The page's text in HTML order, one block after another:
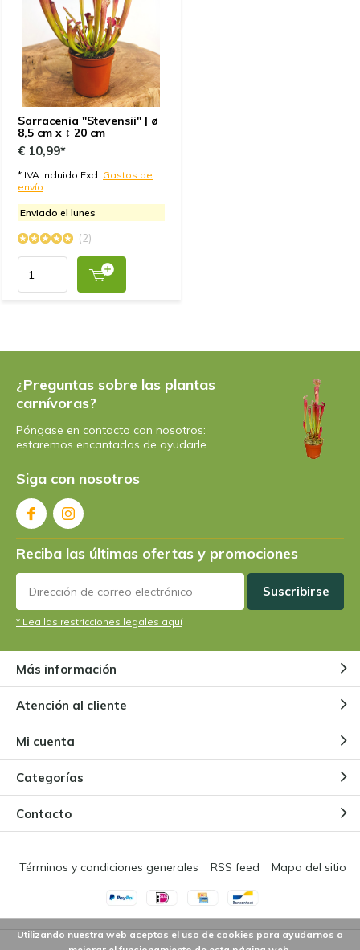
Sarracenia "Stevensii" | ø
8,5 cm x ↕ 20 cm
€ 10,99*
* IVA incluido Excl. Gastos de
envío
Enviado el lunes
(2)
¿Preguntas sobre las plantas
carnívoras?
Póngase en contacto con nosotros:
estaremos encantados de ayudarle.
Siga con nosotros
Reciba las últimas ofertas y promociones
Suscribirse
* Lea las restricciones legales aquí
Más información
Atención al cliente
Mi cuenta
Categorías
Contacto
Términos y condiciones generales RSS feed Mapa del sitio
Utilizando nuestra web aceptas el uso de cookies para ayudarnos a